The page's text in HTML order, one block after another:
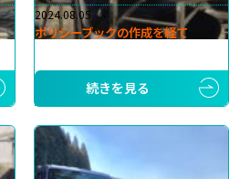
2024.08.05
ポリシーブックの作成を経て
続きを見る